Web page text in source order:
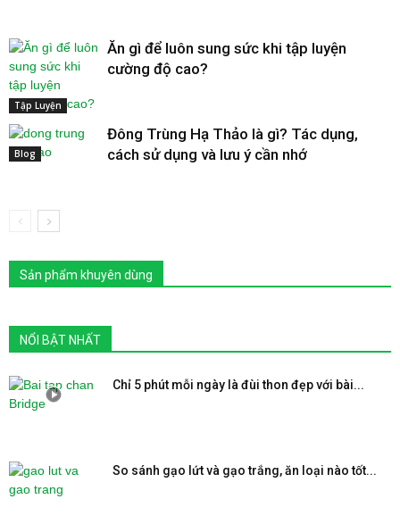
Tập Luyện
Ăn gì để luôn sung sức khi tập luyện
cường độ cao?
Blog
Đông Trùng Hạ Thảo là gì? Tác dụng,
cách sử dụng và lưu ý cần nhớ
Sản phẩm khuyên dùng
NỔI BẬT NHẤT
Chỉ 5 phút mỗi ngày là đùi thon đẹp với bài...
So sánh gạo lứt và gạo trắng, ăn loại nào tốt...